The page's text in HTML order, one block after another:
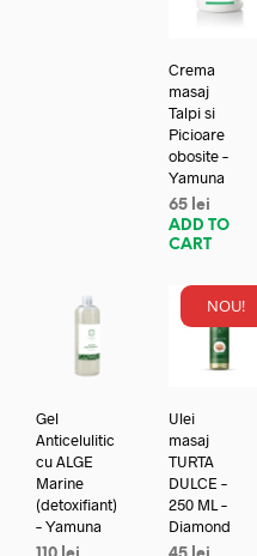
Crema
masaj
Talpi si
Picioare
obosite –
Yamuna
65 lei
ADD TO
CART
Gel
Anticelulitic
cu ALGE
Marine
(detoxifiant)
– Yamuna
NOU!
Ulei
masaj
TURTA
DULCE –
250 ML –
Diamond